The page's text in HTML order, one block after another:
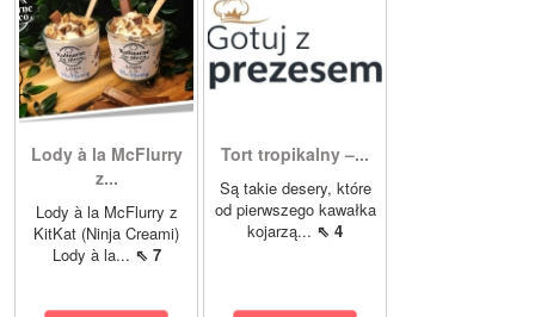
Lody à la McFlurry
z...
Lody à la McFlurry z
KitKat (Ninja Creami)
Lody à la... ⇖ 7
Tort tropikalny –...
Są takie desery, które
od pierwszego kawałka
kojarzą... ⇖ 4